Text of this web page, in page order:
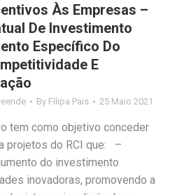
Às Empresas –
De Investimento
Específico Do
E
By Filipa Pais 25 Maio 2021
tem como objetivo conceder
projetos do RCI que: –
do investimento
inovadoras, promovendo a